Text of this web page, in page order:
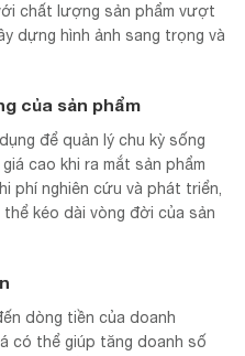
chất lượng sản phẩm vượt
dựng hình ảnh sang trọng và
của sản phẩm
để quản lý chu kỳ sống
cao khi ra mắt sản phẩm
phí nghiên cứu và phát triển,
kéo dài vòng đời của sản
dòng tiền của doanh
có thể giúp tăng doanh số